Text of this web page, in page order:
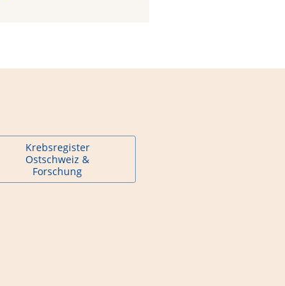
Krebsregister
Ostschweiz &
Forschung